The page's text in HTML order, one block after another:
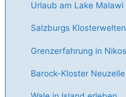
Urlaub am Lake Malawi
Salzburgs Klosterwelten
Grenzerfahrung in
Barock-Kloster Neuzelle